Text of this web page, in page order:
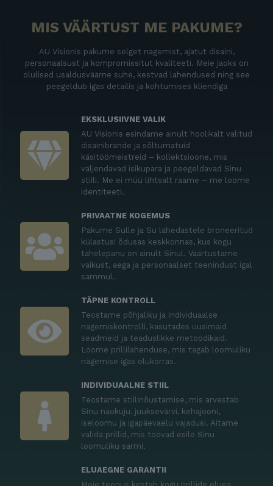
MIS VÄÄRTUST ME PAKUME?
AU Visionis pakume selget nägemist, ajatut disaini,
personaalsust ja kompromissitut kvaliteeti. Meie jaoks on
olulised usaldusväärne suhe, kestvad lahendused ning see
peegeldub igas detailis ja kohtumises kliendiga
EKSKLUSIIVNE VALIK
AU Visionis esindame ainult hoolikalt valitud
disainibrände ja sõltumatuid
käsitöömeistreid – kollektsioone, mis
väljendavad isikupära ja peegeldavad Sinu
stiili. Me ei müü lihtsalt raame – me loome
identiteeti.
PRIVAATNE KOGEMUS
Pakume Sulle ja Su lähedastele broneeritud
külastusi õdusas keskkonnas, kus kogu
tähelepanu on ainult Sinul. Väärtustame
vaikust, aega ja personaalset teenindust igal
sammul.
TÄPNE KONTROLL
Teostame põhjaliku ja individuaalse
nägemiskontrolli, kasutades uusimaid
seadmeid ja teaduslikke metoodikaid.
Loome prillilahenduse, mis tagab loomuliku
nägemise igas olukorras.
INDIVIDUAALNE STIIL
Teostame stiilinõustamise, mis arvestab
Sinu näokuju, juuksevärvi, kehajooni,
iseloomu ja igapäevaelu vajadusi. Aitame
valida prillid, mis toovad esile Sinu
loomuliku sarmi.
ELUAEGNE GARANTII